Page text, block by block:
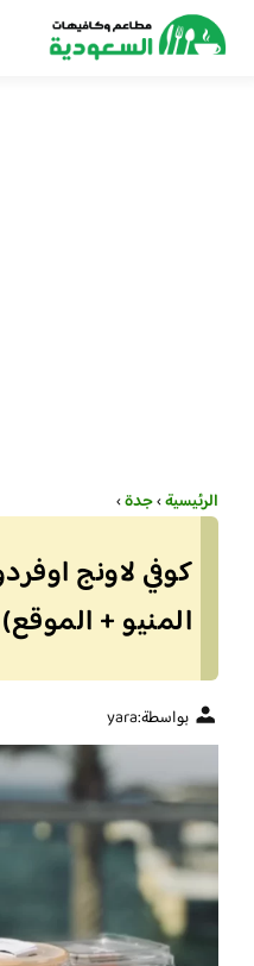
الرئيسية›جدة›
كوفي لاونج
المنيو + الموقع)
بواسطة:yara